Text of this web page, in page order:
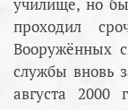
проходил
Вооружённых
службы вновь
августа 2000